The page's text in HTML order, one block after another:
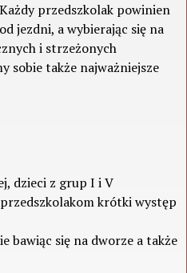
przedszkolak powinien
jezdni, a wybierając się na
i strzeżonych
sobie także najważniejsze
dzieci z grup I i V
krótki występ
bawiąc się na dworze a także